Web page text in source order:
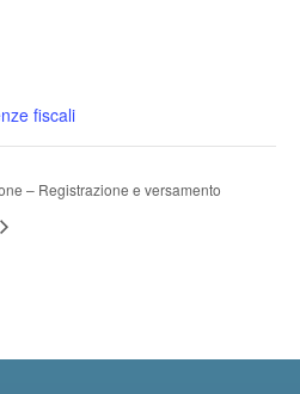
fiscali
– Registrazione e versamento